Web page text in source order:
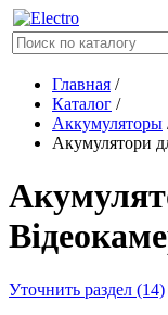
Главная /
Каталог /
Аккумуляторы
Акумулятори
Уточнить раздел (14)